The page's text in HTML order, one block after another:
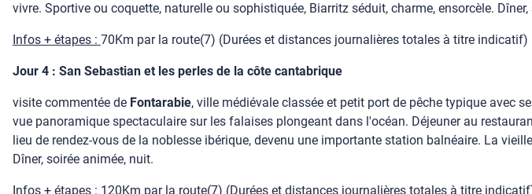
vivre. Sportive ou coquette, naturelle ou sophistiquée, Biarritz séduit, charme, ensorcèle.
Infos + étapes : 70Km par la route(7) (Durées et distances journalières totales à titre indicatif)
Jour 4 : San Sebastian et les perles de la côte cantabrique
visite commentée de Fontarabie, ville médiévale classée et petit port de pêche typique avec
vue panoramique spectaculaire sur les falaises plongeant dans l'océan. Déjeuner au
lieu de rendez-vous de la noblesse ibérique, devenu une importante station balnéaire. La
Dîner, soirée animée, nuit.
Infos + étapes : 120Km par la route(7) (Durées et distances journalières totales à titre